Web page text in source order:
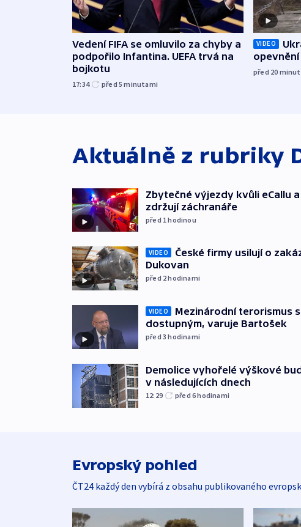
Vedení FIFA se omluvilo za chyby a
podpořilo Infantina. UEFA trvá na
bojkotu
17:34 před 5minutami
VIDEO
opevnění
před 20
Aktuálně z rubriky
Zbytečné výjezdy kvůli eCallu
zdržují záchranáře
před 1hodinou
VIDEO
České firmy usilují o
Dukovan
před 2hodinami
VIDEO
Mezinárodní terorismus
dostupným, varuje Bartošek
před 3hodinami
Demolice vyhořelé výškové
v následujících dnech
12:29 před 6hodinami
Evropský pohled
ČT24 každý den vybírá z obsahu publikovaného